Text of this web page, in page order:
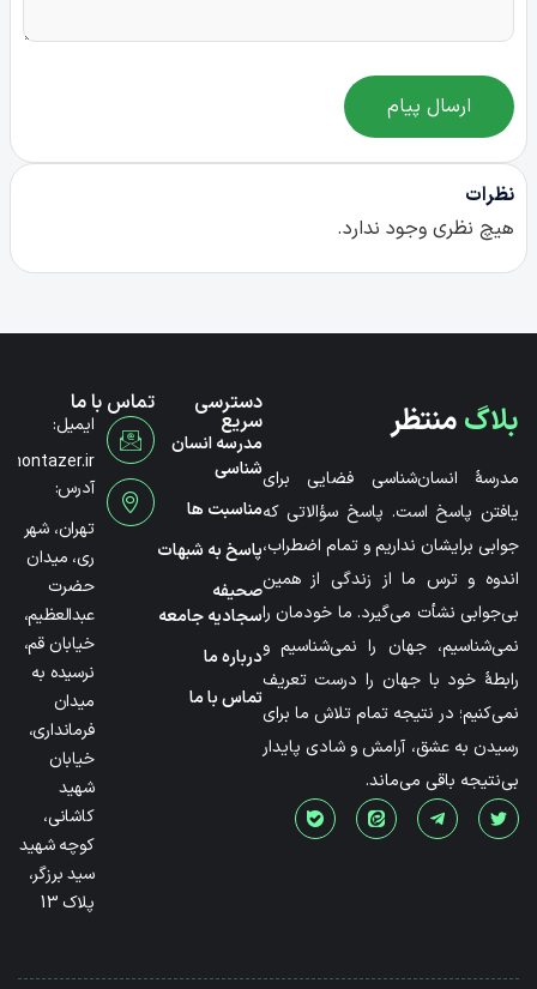
ارسال پیام
نظرات
هیچ نظری وجود ندارد.
بلاگمنتظر
مدرسۀ انسان‌شناسی فضایی برای
یافتن پاسخ است. پاسخ سؤالاتی که
جوابی برایشان نداریم و تمام اضطراب،
اندوه و ترس ما از زندگی از همین
بی‌جوابی نشأت می‌گیرد. ما خودمان را
نمی‌شناسیم، جهان را نمی‌شناسیم و
رابطۀ خود با جهان را درست تعریف
نمی‌کنیم؛ در نتیجه تمام تلاش ما برای
رسیدن به عشق، آرامش و شادی پایدار
بی‌نتیجه باقی می‌ماند.
دسترسی
سریع
مدرسه انسان
شناسی
مناسبت ها
پاسخ به شبهات
صحیفه
سجادیه جامعه
درباره ما
تماس با ما
تماس با ما
ایمیل:
آدرس:
تهران، شهر
ری، میدان
حضرت
عبدالعظیم،
خیابان قم،
نرسیده به
میدان
فرمانداری،
خیابان
شهید
کاشانی،
کوچه شهید
سید برزگر،
پلاک 13